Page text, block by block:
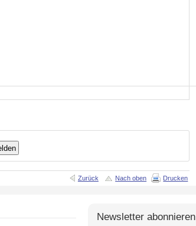
Zurück Nach oben Drucken
Newsletter abonnieren